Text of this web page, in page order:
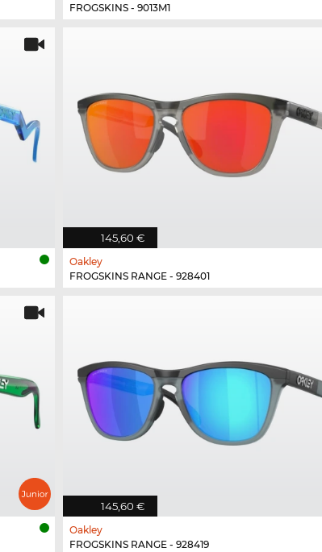
FROGSKINS - 9013M1
145,60 €
Oakley
FROGSKINS RANGE - 928401
145,60 €
Oakley
FROGSKINS RANGE - 928419